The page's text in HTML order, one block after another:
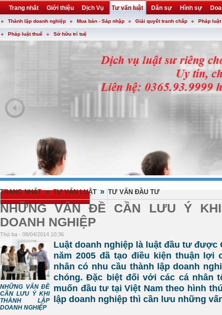
Trang nhất Giới thiệu Dịch Vụ Tư vấn luật Dân sự Hình sự
Khuyến mại Liên hệ forum utility
Thành lập doanh nghiệp Mua bán - Sáp nhập Giải quyết tranh chấp Pháp
Pháp luật thuế Sở hữu trí tuệ
TRANG NHẤT » TƯ VẤN LUẬT » TƯ VẤN ĐẦU TƯ
NHỮNG VẤN ĐỀ CẦN LƯU Ý
DOANH NGHIỆP
Thứ ba - 08/04/2014 10:36
NHỮNG VẤN ĐỀ
CẦN LƯU Ý KHI
THÀNH LẬP
DOANH NGHIỆP
Luật doanh nghiệp là luật đầu tư được
năm 2005 đã tạo điều kiện thuận lợi
nhân có nhu cầu thành lập doanh
chóng. Đặc biệt đối với các cá nhân
muốn đầu tư tại Việt Nam theo hình
lập doanh nghiệp thì cần lưu những